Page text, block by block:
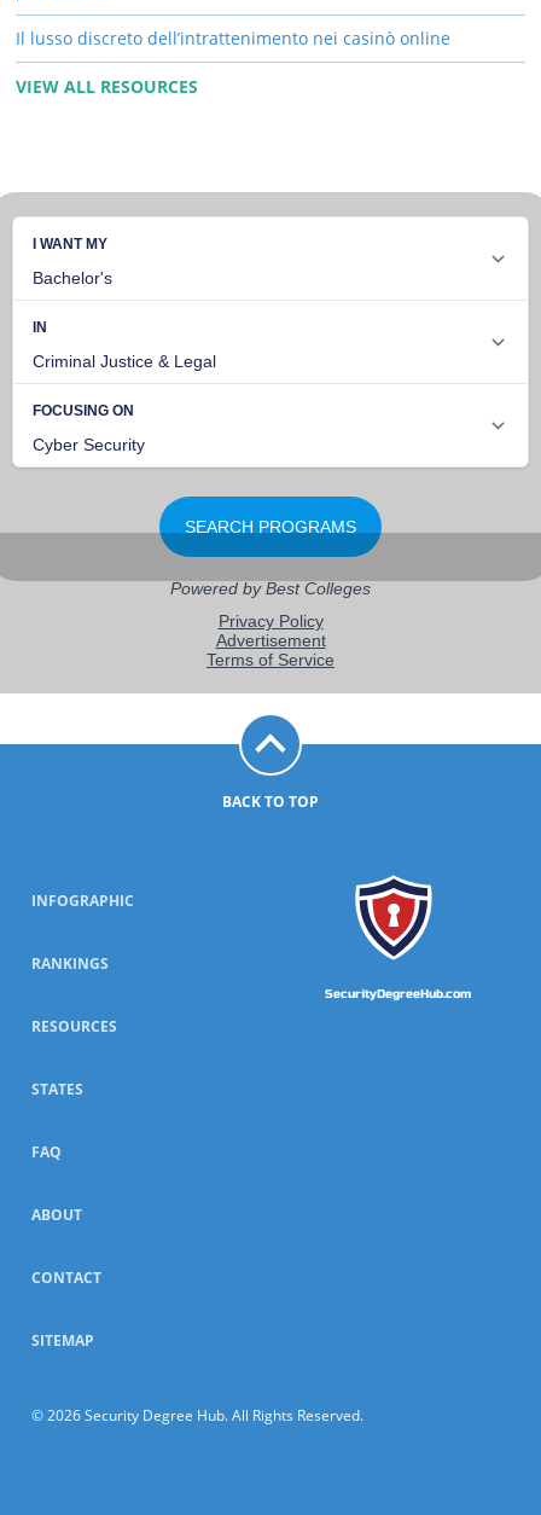
Il lusso discreto dell’intrattenimento nei casinò online
VIEW ALL RESOURCES
BACK TO TOP
SecurityDegreeHub.com
INFOGRAPHIC
RANKINGS
RESOURCES
STATES
FAQ
ABOUT
CONTACT
SITEMAP
© 2026 Security Degree Hub. All Rights Reserved.